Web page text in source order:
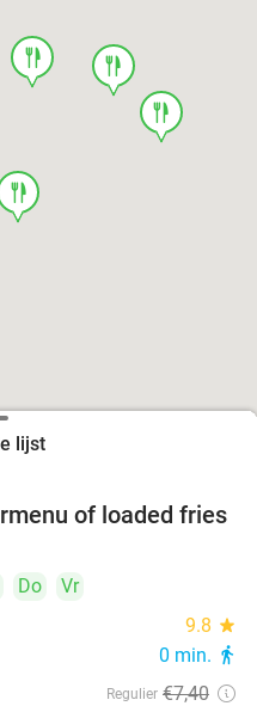
food
food
food
food
lijst
39%
of loaded fries
Do
Vr
9.8 star
0 min. directions_walk
Regulier €7,40